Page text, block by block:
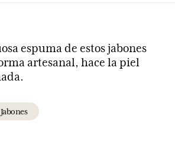
espuma de estos jabones
artesanal, hace la piel
Jabones